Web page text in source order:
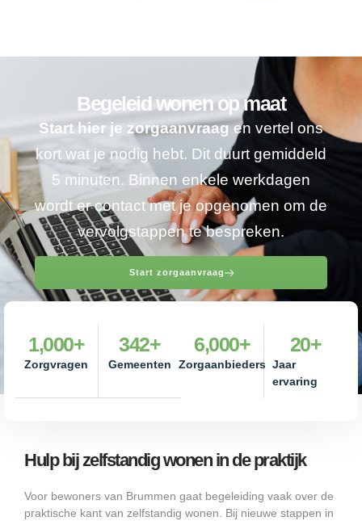
Begeleid wonen op maat
Start hier je zorgaanvraagen vertel ons
kort wat je nodig hebt. Dit duurt gemiddeld
5 minuten. Binnen enkele werkdagen
wordt er contact met je opgenomen om de
vervolgstappen te bespreken.
Start zorgaanvraag
Zorgvragen
1,000+
Gemeenten
342+
Zorgaanbieders
6,000+
Jaar
ervaring
20+
Hulp bij zelfstandig wonen in de praktijk
Voor bewoners van Brummen gaat begeleiding vaak over de
praktische kant van zelfstandig wonen. Bij nieuwe stappen in